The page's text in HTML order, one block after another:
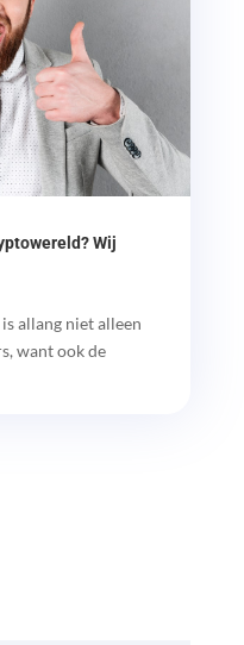
Wij
allang niet alleen
want ook de